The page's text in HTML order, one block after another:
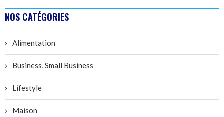
NOS CATÉGORIES
Alimentation
Business, Small Business
Lifestyle
Maison